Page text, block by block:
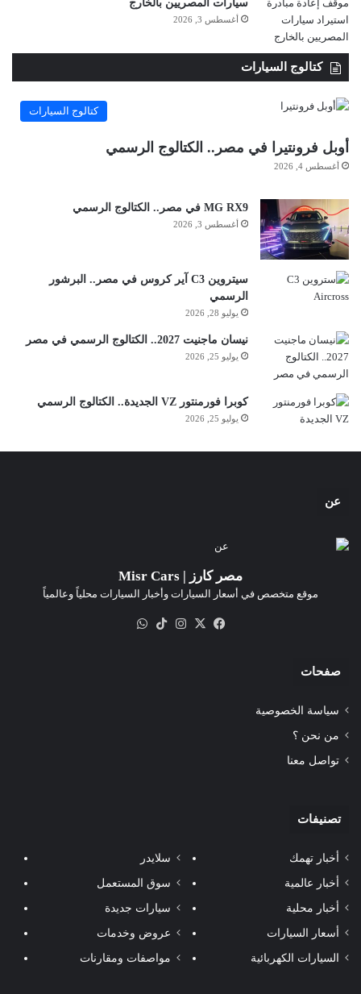
سيارات المصريين بالخارج
أغسطس 3, 2026
كتالوج السيارات
كتالوج السيارات
أوبل فرونتيرا في مصر.. الكتالوج الرسمي
أغسطس 4, 2026
MG RX9 في مصر.. الكتالوج الرسمي
أغسطس 3, 2026
سيتروين C3 آير كروس في مصر.. البرشور
الرسمي
يوليو 28, 2026
نيسان ماجنيت 2027.. الكتالوج الرسمي في مصر
يوليو 25, 2026
كوبرا فورمنتور VZ الجديدة.. الكتالوج الرسمي
يوليو 25, 2026
عن
مصر كارز | Misr Cars
موقع متخصص في أسعار السيارات وأخبار السيارات محلياً وعالمياً
فيسبوك
‫X انستقرام‫TikTok
صفحات
سياسة الخصوصية
من نحن ؟
تواصل معنا
تصنيفات
أخبار تهمك
أخبار عالمية
أخبار محلية
أسعار السيارات
السيارات الكهربائية
سلايدر
سوق المستعمل
سيارات جديدة
عروض وخدمات
مواصفات ومقارنات